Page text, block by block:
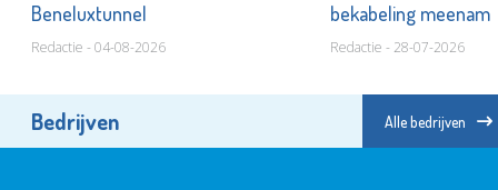
Beneluxtunnel
Redactie - 04-08-2026
bekabeling meenam
Redactie - 28-07-2026
Bedrijven Alle bedrijven